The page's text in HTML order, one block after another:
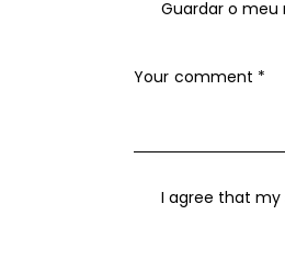
Guardar o
I agree that